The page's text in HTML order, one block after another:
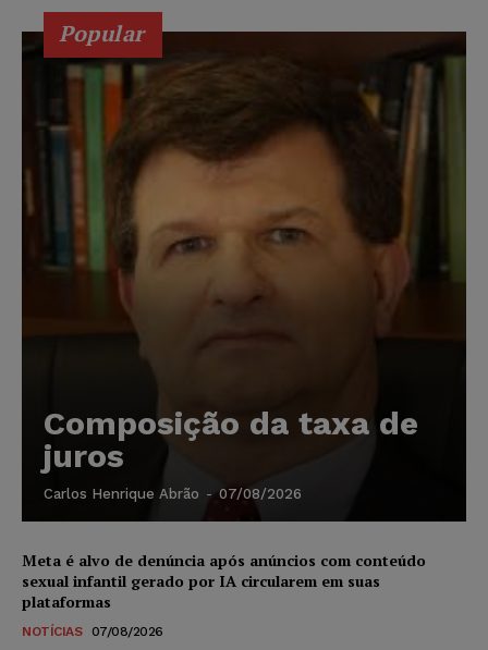
Popular
Composição da taxa de
juros
Carlos Henrique Abrão - 07/08/2026
Meta é alvo de denúncia após anúncios com conteúdo
sexual infantil gerado por IA circularem em suas
plataformas
NOTÍCIAS 07/08/2026